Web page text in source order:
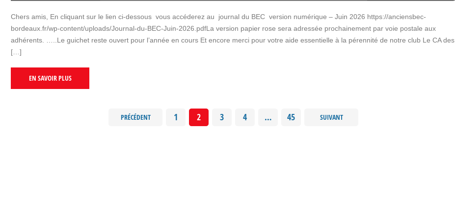
Chers amis, En cliquant sur le lien ci-dessous vous accéderez au journal du BEC version numérique – Juin 2026 https://anciensbec-
bordeaux.fr/wp-content/uploads/Journal-du-BEC-Juin-2026.pdfLa version papier rose sera adressée prochainement par voie postale aux
adhérents. …..Le guichet reste ouvert pour l’année en cours Et encore merci pour votre aide essentielle à la pérennité de notre club Le CA des
[…]
EN SAVOIR PLUS
PRÉCÉDENT 1 2 3 4 … 45 SUIVANT